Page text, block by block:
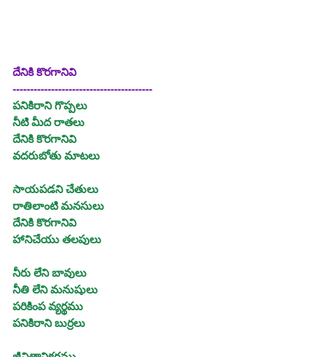
దేనికి కొరగానివి
----------------------------------------
పనికిరాని గొప్పలు
నీటి మీద రాతలు
దేనికి కొరగానివి
వదరుబోతు మాటలు
సాయపడని చేతులు
రాతిలాంటి మనసులు
దేనికి కొరగానివి
హానిచేయు తలపులు
నీరు లేని బావులు
నీతి లేని మనుషులు
పరికింప వ్యర్థము
పనికిరాని బుర్రలు